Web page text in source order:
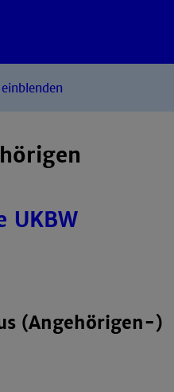
einblenden
UKBW
(Angehörigen-)